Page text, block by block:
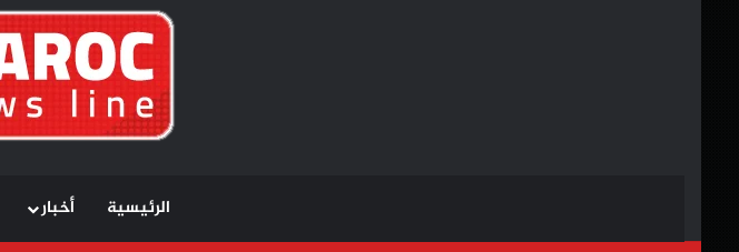
الرئيسية أخبار